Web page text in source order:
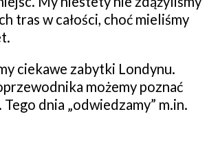
tras w całości, choć mieliśmy
ciekawe zabytki Londynu.
możemy poznać
dnia „odwiedzamy” m.in.